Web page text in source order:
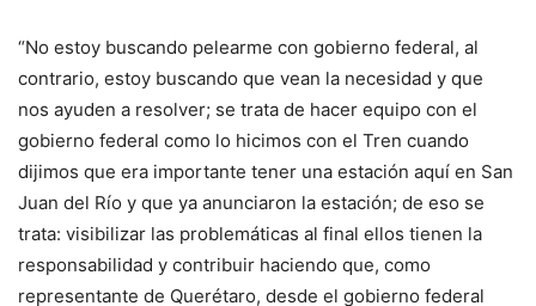
“No estoy buscando pelearme con gobierno federal, al
contrario, estoy buscando que vean la necesidad y que
nos ayuden a resolver; se trata de hacer equipo con el
gobierno federal como lo hicimos con el Tren cuando
dijimos que era importante tener una estación aquí en San
Juan del Río y que ya anunciaron la estación; de eso se
trata: visibilizar las problemáticas al final ellos tienen la
responsabilidad y contribuir haciendo que, como
representante de Querétaro, desde el gobierno federal